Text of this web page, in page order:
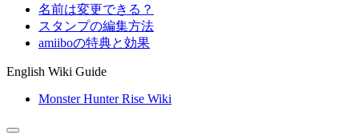
名前は変更できる？
スタンプの編集方法
amiiboの特典と効果
English Wiki Guide
Monster Hunter Rise Wiki